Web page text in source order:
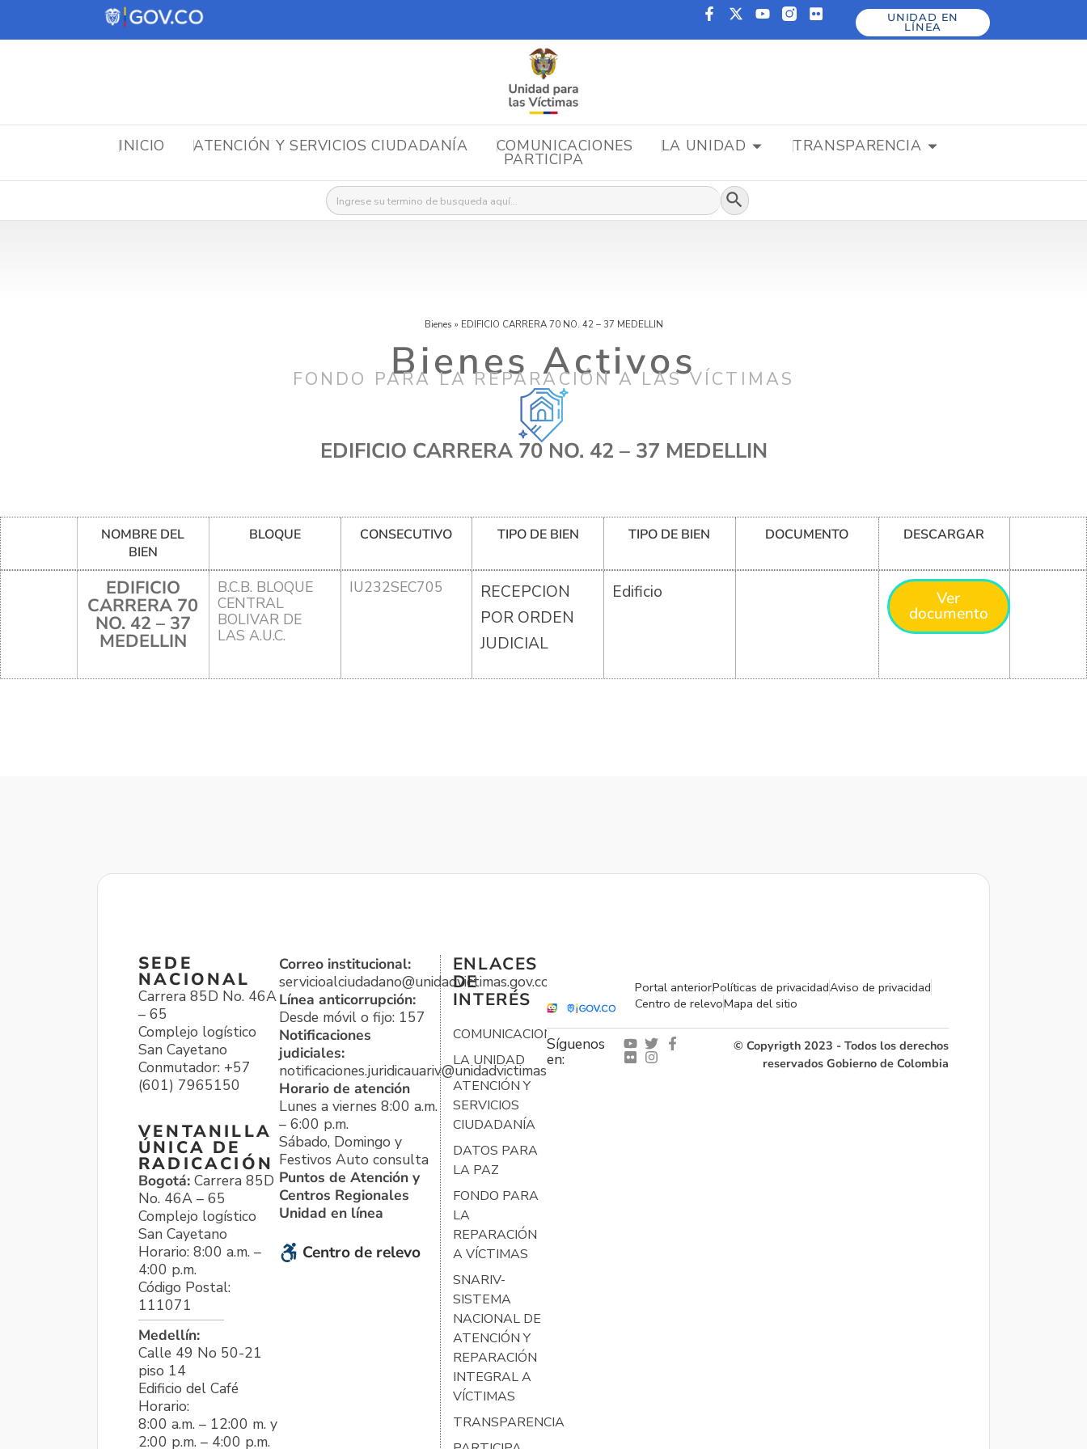
UNIDAD EN
LÍNEA
INICIO ATENCIÓN Y SERVICIOS CIUDADANÍA COMUNICACIONES LA UNIDAD TRANSPARENCIA
PARTICIPA
Buscar: Botón de búsqueda
Bienes » EDIFICIO CARRERA 70 NO. 42 – 37 MEDELLIN
Bienes Activos
FONDO PARA LA REPARACIÓN A LAS VÍCTIMAS
EDIFICIO CARRERA 70 NO. 42 – 37 MEDELLIN
NOMBRE DEL
BIEN
BLOQUE CONSECUTIVO TIPO DE BIEN TIPO DE BIEN DOCUMENTO DESCARGAR
EDIFICIO
CARRERA 70
NO. 42 – 37
MEDELLIN
B.C.B. BLOQUE
CENTRAL
BOLIVAR DE
LAS A.U.C.
IU232SEC705
RECEPCION
POR ORDEN
JUDICIAL
Edificio Ver
documento
SEDE
NACIONAL
Carrera 85D No. 46A
– 65
Complejo logístico
San Cayetano
Conmutador: +57
(601) 7965150
VENTANILLA
ÚNICA DE
RADICACIÓN
Bogotá: Carrera 85D
No. 46A – 65
Complejo logístico
San Cayetano
Horario: 8:00 a.m. –
4:00 p.m.
Código Postal:
111071
Medellín:
Calle 49 No 50-21
piso 14
Edificio del Café
Horario:
8:00 a.m. – 12:00 m. y
2:00 p.m. – 4:00 p.m.
Correo institucional:
servicioalciudadano@unidadvictimas.gov.co
Línea anticorrupción:
Desde móvil o fijo: 157
Notificaciones
judiciales:
notificaciones.juridicauariv@unidadvictimas.gov.co
Horario de atención
Lunes a viernes 8:00 a.m.
– 6:00 p.m.
Sábado, Domingo y
Festivos Auto consulta
Puntos de Atención y
Centros Regionales
Unidad en línea
Centro de relevo
ENLACES
DE
INTERÉS
COMUNICACIONES
LA UNIDAD
ATENCIÓN Y
SERVICIOS
CIUDADANÍA
DATOS PARA
LA PAZ
FONDO PARA
LA
REPARACIÓN
A VÍCTIMAS
SNARIV-
SISTEMA
NACIONAL DE
ATENCIÓN Y
REPARACIÓN
INTEGRAL A
VÍCTIMAS
TRANSPARENCIA
Portal anteriorPolíticas de privacidadAviso de privacidad
Centro de relevoMapa del sitio
Síguenos
en:
© Copyrigth 2023 - Todos los derechos
reservados Gobierno de Colombia